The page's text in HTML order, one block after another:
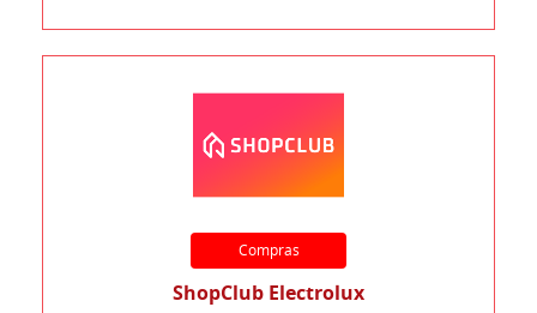
Compras
ShopClub Electrolux